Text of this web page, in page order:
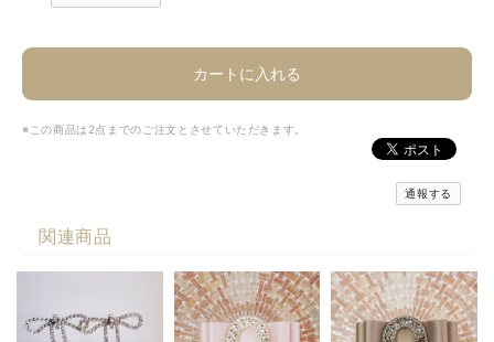
カートに入れる
※この商品は2点までのご注文とさせていただきます。
通報する
関連商品